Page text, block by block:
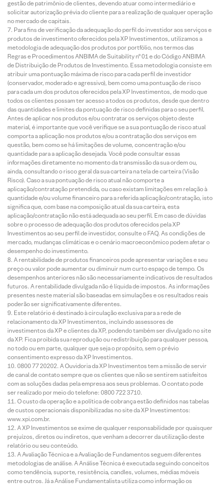
gestão de patrimônio de clientes, devendo atuar como intermediário e
solicitar autorização prévia do cliente para a realização de qualquer operação
no mercado de capitais.
Para fins de verificação da adequação do perfil do investidor aos serviços e
produtos de investimento oferecidos pela XP Investimentos, utilizamos a
metodologia de adequação dos produtos por portfólio, nos termos das
Regras e Procedimentos ANBIMA de Suitability nº 01 e do Código ANBIMA
de Distribuição de Produtos de Investimento. Essa metodologia consiste em
atribuir uma pontuação máxima de risco para cada perfil de investidor
(conservador, moderado e agressivo), bem como uma pontuação de risco
para cada um dos produtos oferecidos pela XP Investimentos, de modo que
todos os clientes possam ter acesso a todos os produtos, desde que dentro
das quantidades e limites da pontuação de risco definidas para o seu perfil.
Antes de aplicar nos produtos e/ou contratar os serviços objeto deste
material, é importante que você verifique se a sua pontuação de risco atual
comporta a aplicação nos produtos e/ou a contratação dos serviços em
questão, bem como se há limitações de volume, concentração e/ou
quantidade para a aplicação desejada. Você pode consultar essas
informações diretamente no momento da transmissão da sua ordem ou,
ainda, consultando o risco geral da sua carteira na tela de carteira (Visão
Risco). Caso a sua pontuação de risco atual não comporte a
aplicação/contratação pretendida, ou caso existam limitações em relação à
quantidade e/ou volume financeiro para a referida aplicação/contratação, isto
significa que, com base na composição atual da sua carteira, esta
aplicação/contratação não está adequada ao seu perfil. Em caso de dúvidas
sobre o processo de adequação dos produtos oferecidos pela XP
Investimentos ao seu perfil de investidor, consulte o FAQ. As condições de
mercado, mudanças climáticas e o cenário macroeconômico podem afetar o
desempenho do investimento.
A rentabilidade de produtos financeiros pode apresentar variações e seu
preço ou valor pode aumentar ou diminuir num curto espaço de tempo. Os
desempenhos anteriores não são necessariamente indicativos de resultados
futuros. A rentabilidade divulgada não é líquida de impostos. As informações
presentes neste material são baseadas em simulações e os resultados reais
poderão ser significativamente diferentes.
Este relatório é destinado à circulação exclusiva para a rede de
relacionamento da XP Investimentos, incluindo assessores de
investimentos da XP e clientes da XP, podendo também ser divulgado no site
da XP. Fica proibida sua reprodução ou redistribuição para qualquer pessoa,
no todo ou em parte, qualquer que seja o propósito, sem o prévio
consentimento expresso da XP Investimentos.
0800 77 20202. A Ouvidoria da XP Investimentos tem a missão de servir
de canal de contato sempre que os clientes que não se sentirem satisfeitos
com as soluções dadas pela empresa aos seus problemas. O contato pode
ser realizado por meio do telefone: 0800 722 3710.
O custo da operação e a política de cobrança estão definidos nas tabelas
de custos operacionais disponibilizadas no site da XP Investimentos:
www.xpi.com.br.
A XP Investimentos se exime de qualquer responsabilidade por quaisquer
prejuízos, diretos ou indiretos, que venham a decorrer da utilização deste
relatório ou seu conteúdo.
A Avaliação Técnica e a Avaliação de Fundamentos seguem diferentes
metodologias de análise. A Análise Técnica é executada seguindo conceitos
como tendência, suporte, resistência, candles, volumes, médias móveis
entre outros. Já a Análise Fundamentalista utiliza como informação os